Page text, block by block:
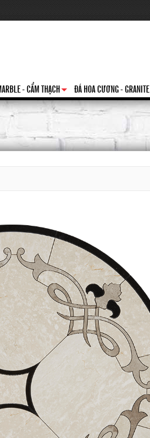
+
- CẨM THẠCH ĐÁ HOA CƯƠNG - GRANITE